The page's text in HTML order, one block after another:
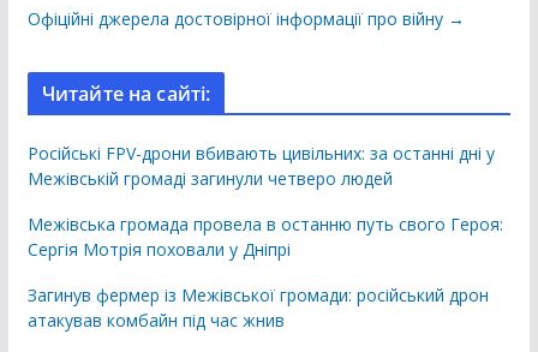
Офіційні джерела достовірної інформації про війну →
Читайте на сайті:
Російські FPV-дрони вбивають цивільних: за останні дні у
Межівській громаді загинули четверо людей
Межівська громада провела в останню путь свого Героя:
Сергія Мотрія поховали у Дніпрі
Загинув фермер із Межівської громади: російський дрон
атакував комбайн під час жнив